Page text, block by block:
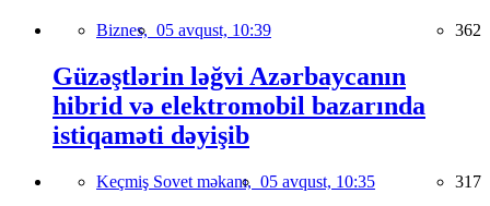
Biznes, 05 avqust, 10:39 362
Güzəştlərin ləğvi Azərbaycanın
hibrid və elektromobil bazarında
istiqaməti dəyişib
Keçmiş Sovet məkanı, 05 avqust, 10:35 317